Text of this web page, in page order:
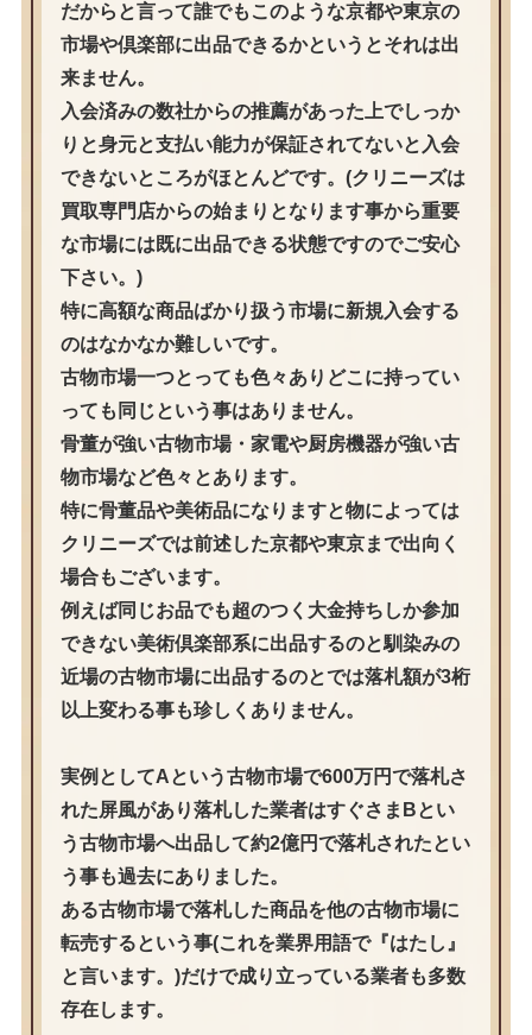
だからと言って誰でもこのような京都や東京の
市場や倶楽部に出品できるかというとそれは出
来ません。
入会済みの数社からの推薦があった上でしっか
りと身元と支払い能力が保証されてないと入会
できないところがほとんどです。(クリニーズは
買取専門店からの始まりとなります事から重要
な市場には既に出品できる状態ですのでご安心
下さい。)
特に高額な商品ばかり扱う市場に新規入会する
のはなかなか難しいです。
古物市場一つとっても色々ありどこに持ってい
っても同じという事はありません。
骨董が強い古物市場・家電や厨房機器が強い古
物市場など色々とあります。
特に骨董品や美術品になりますと物によっては
クリニーズでは前述した京都や東京まで出向く
場合もございます。
例えば同じお品でも超のつく大金持ちしか参加
できない美術倶楽部系に出品するのと馴染みの
近場の古物市場に出品するのとでは落札額が3桁
以上変わる事も珍しくありません。
実例としてAという古物市場で600万円で落札さ
れた屏風があり落札した業者はすぐさまBとい
う古物市場へ出品して約2億円で落札されたとい
う事も過去にありました。
ある古物市場で落札した商品を他の古物市場に
転売するという事(これを業界用語で『はたし』
と言います。)だけで成り立っている業者も多数
存在します。